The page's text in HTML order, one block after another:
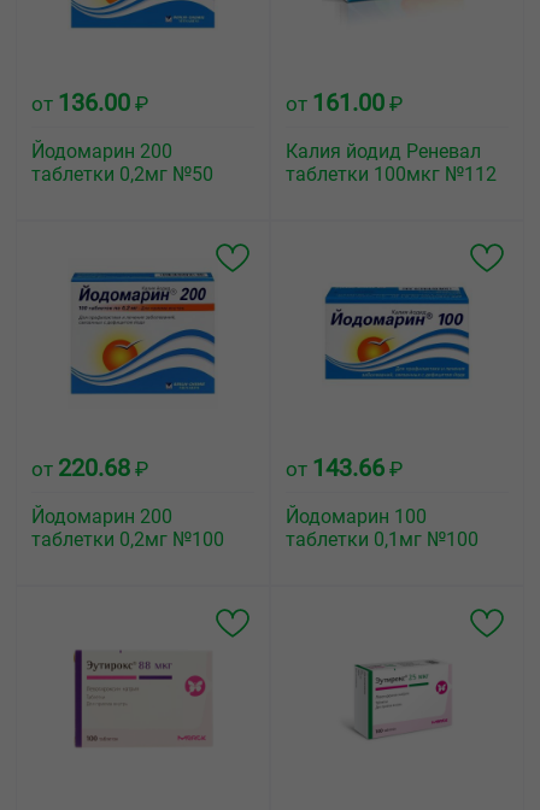
от 136.00 ₽
Йодомарин 200
таблетки 0,2мг №50
от 161.00 ₽
Калия йодид Реневал
таблетки 100мкг №112
от 220.68 ₽
Йодомарин 200
таблетки 0,2мг №100
от 143.66 ₽
Йодомарин 100
таблетки 0,1мг №100